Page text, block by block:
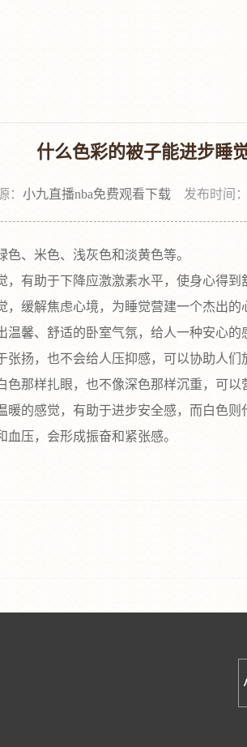
什么色彩的被子能进步睡
： 小九直播nba免费观看下载发布时间：
、米色、浅灰色和淡黄色等。‌
助于下降应激激素水平，使身心得到
解焦虑心境，为睡觉营建一个杰出的
、舒适的卧室气氛，给人一种安心的
，也不会给人压抑感，可以协助人们
样扎眼，也不像深色那样沉重，可以
感觉，有助于进步安全感，而白色则
压，会形成振奋和紧张感‌。